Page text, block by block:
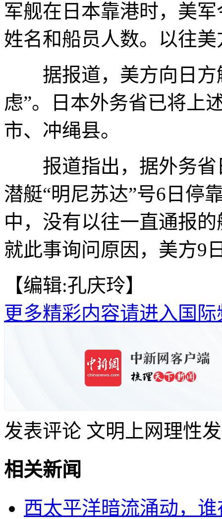
军舰在日本靠港时，美
姓名和船员人数。以往
据报道，美方向日方
虑”。日本外务省已将上
市、冲绳县。
报道指出，据外务省
潜艇“明尼苏达”号6日停
中，没有以往一直通报
就此事询问原因，美方9
【编辑:孔庆玲】
更多精彩内容请进入国际
发表评论 文明上网理性
相关新闻
西太平洋暗流涌动，